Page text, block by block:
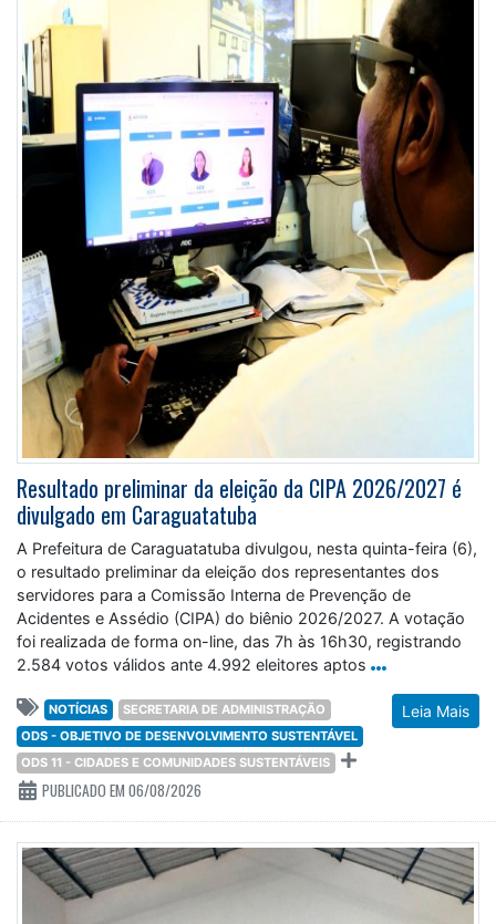
Resultado preliminar da eleição da CIPA 2026/2027 é
divulgado em Caraguatatuba
A Prefeitura de Caraguatatuba divulgou, nesta quinta-feira (6),
o resultado preliminar da eleição dos representantes dos
servidores para a Comissão Interna de Prevenção de
Acidentes e Assédio (CIPA) do biênio 2026/2027. A votação
foi realizada de forma on-line, das 7h às 16h30, registrando
2.584 votos válidos ante 4.992 eleitores aptos
Leia Mais
NOTÍCIAS
SECRETARIA DE ADMINISTRAÇÃO
ODS - OBJETIVO DE DESENVOLVIMENTO SUSTENTÁVEL
ODS 11 - CIDADES E COMUNIDADES SUSTENTÁVEIS
PUBLICADO EM 06/08/2026